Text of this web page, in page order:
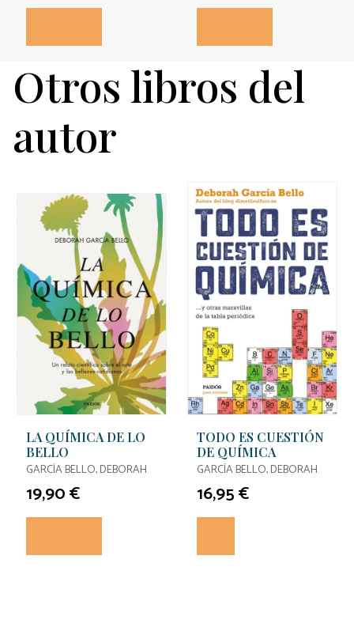
Otros libros del
autor
LA QUÍMICA DE LO
BELLO
GARCÍA BELLO, DEBORAH
19,90 €
TODO ES CUESTIÓN
DE QUÍMICA
GARCÍA BELLO, DEBORAH
16,95 €